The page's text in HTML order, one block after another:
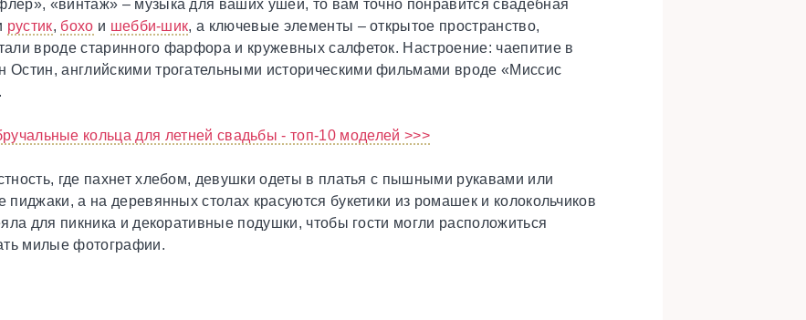
«винтаж» – музыка для ваших ушей, то вам точно понравится свадебная
рустик, бохо и шебби-шик, а ключевые элементы – открытое пространство,
вроде старинного фарфора и кружевных салфеток. Настроение: чаепитие в
английскими трогательными историческими фильмами вроде «Миссис
кольца для летней свадьбы - топ-10 моделей >>>
где пахнет хлебом, девушки одеты в платья с пышными рукавами или
а на деревянных столах красуются букетики из ромашек и колокольчиков
для пикника и декоративные подушки, чтобы гости могли расположиться
милые фотографии.